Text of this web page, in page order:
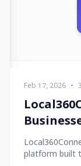
Feb 17, 2026 •
platform built